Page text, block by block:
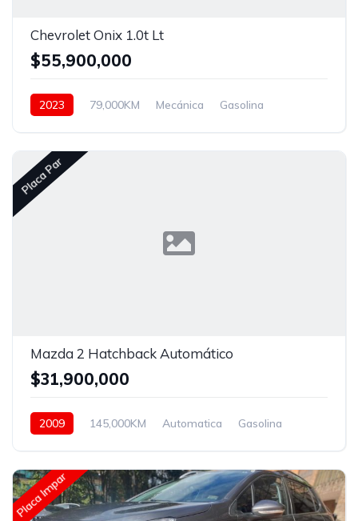
Chevrolet Onix 1.0t Lt
$55,900,000
2023 79,000KM Mecánica
Gasolina
Placa Par
Mazda 2 Hatchback Automático
$31,900,000
2009 145,000KM Automatica
Gasolina
Placa Impar